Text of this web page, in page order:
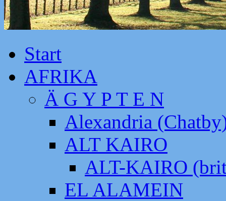
Start
AFRIKA
Ä G Y P T E N
Alexandria
ALT KAIRO
ALT-KAIRO
EL ALAMEIN